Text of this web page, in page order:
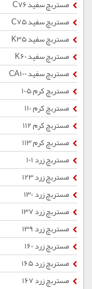
مستربچ سفید C76
مستربچ سفید C75
مستربچ سفید K35
مستربچ سفید K60
مستربچ سفید CA100
مستربچ کرم 105
مستربچ کرم 110
مستربچ کرم 112
مستربچ کرم 113
مستربچ زرد 101
مستربچ زرد 123
مستربچ زرد 130
مستربچ زرد 137
مستربچ زرد 139
مستربچ زرد 160
مستربچ زرد 165
مستربچ زرد 167